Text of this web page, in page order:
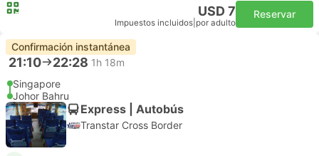
USD 7
Impuestos incluidos por adulto
Reservar
Confirmación instantánea
21:10 22:28 1h 18m
Singapore
Johor Bahru
Express | Autobús
Transtar Cross Border